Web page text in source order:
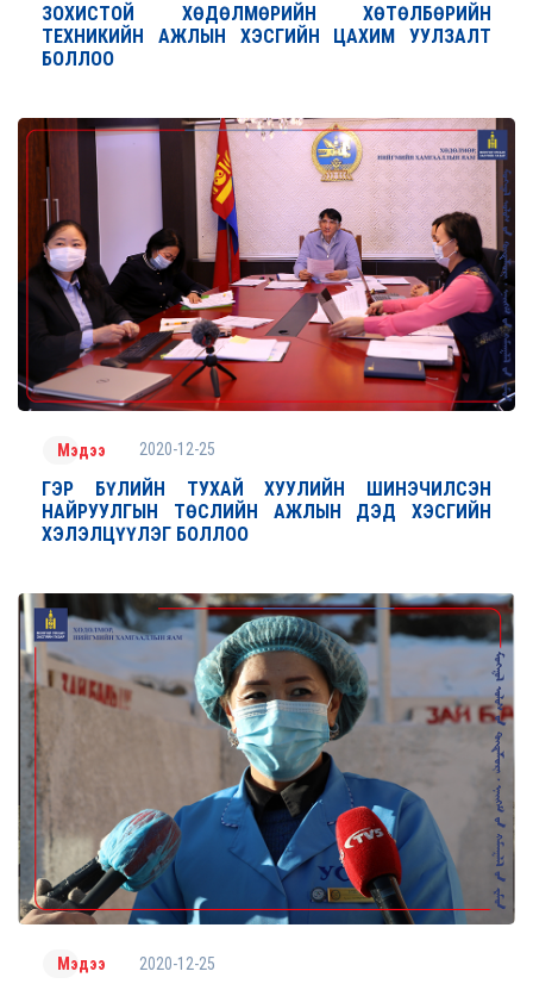
ЗОХИСТОЙ ХӨДӨЛМӨРИЙН ХӨТӨЛБӨРИЙН
ТЕХНИКИЙН АЖЛЫН ХЭСГИЙН ЦАХИМ УУЛЗАЛТ
БОЛЛОО
Мэдээ 2020-12-25
ГЭР БҮЛИЙН ТУХАЙ ХУУЛИЙН ШИНЭЧИЛСЭН
НАЙРУУЛГЫН ТӨСЛИЙН АЖЛЫН ДЭД ХЭСГИЙН
ХЭЛЭЛЦҮҮЛЭГ БОЛЛОО
Мэдээ 2020-12-25